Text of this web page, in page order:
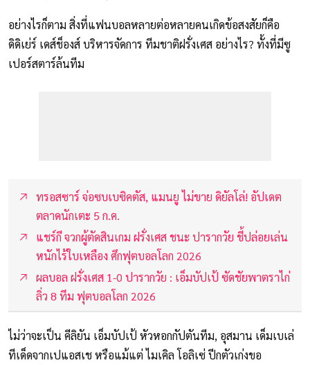
อย่างไรก็ตาม สิ่งที่แฟนบอลหลายต่อหลายคนเกิดข้อสงสัยก็คือ
ดิดิเย่ร์ เดส์ช็องส์ บริหารจัดการ ทีมชาติฝรั่งเศส อย่างไร? ทั้งที่มีซู
เปอร์สตาร์ล้นทีม
ทรอสซาร์ จ่อซบเบซิคตัส, แมนยู ไม่ขาย ดิยัลโล่! อัปเดต
ตลาดนักเตะ 5 ก.ค.
แชร์กี จวกผู้ตัดสินเกม ฝรั่งเศส ชนะ ปารากวัย ชี้ปล่อยเล่น
หนักไร้ใบเหลือง ศึกฟุตบอลโลก 2026
ผลบอล ฝรั่งเศส 1-0 ปารากวัย : เอ็มบัปเป้ ซัดชัยพาตราไก่
ลิ่ว 8 ทีม ฟุตบอลโลก 2026
ไม่ว่าจะเป็น คีลิยัน เอ็มบัปเป้ หัวหอกกัปตันทีม, อุสมาน เด็มเบเล่
ทีเด็ดจากเปแอสเช หรือแม้แต่ ไมเคิล โอลิเซ่ ปีกตัวเก่งขอ